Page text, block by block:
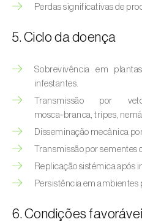
Perdas significativas de
5. Ciclo da doença
Sobrevivência em
infestantes.
Transmissão por
mosca‑branca, tripes,
Disseminação mecânica
Transmissão por
Replicação sistémica após
Persistência em ambientes
6. Condições